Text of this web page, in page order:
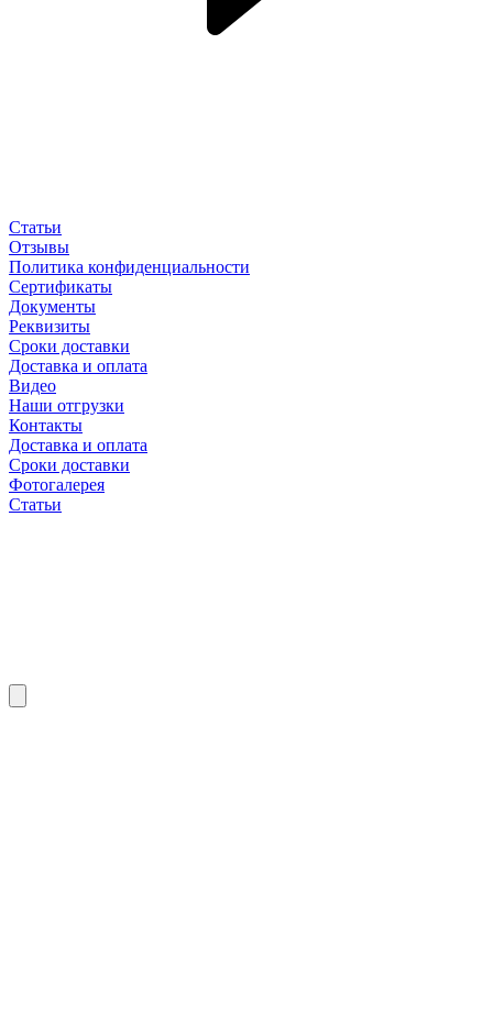
Статьи
Отзывы
Политика конфиденциальности
Сертификаты
Документы
Реквизиты
Сроки доставки
Доставка и оплата
Видео
Наши отгрузки
Контакты
Доставка и оплата
Сроки доставки
Фотогалерея
Статьи